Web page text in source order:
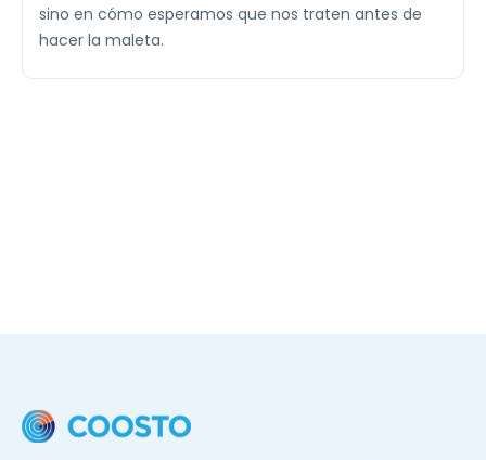
sino en cómo esperamos que nos traten antes de
hacer la maleta.